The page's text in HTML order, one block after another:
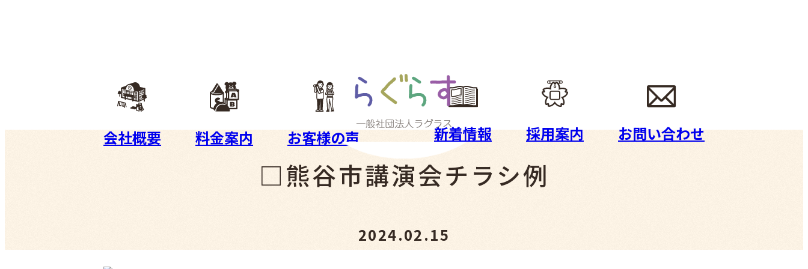
会社概要 料金案内 お客様の声 新着情報 採用案内 お問い合わせ
□熊谷市講演会チラシ例
2024.02.15